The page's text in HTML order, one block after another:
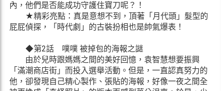
內，他們是否能成功守護住寶刀呢？！
★精彩亮點：真是意想不到，頂著「月代頭」髮型的
屁屁偵探，「時代劇」的古裝扮相也是帥氣爆表！
◆第2話 噗噗 被掉包的海報之謎
由於兒時跟媽媽之間的美好回憶，袁智慧想要振興
「滿潮商店街」而投入選舉活動。但是，一直認真努力的
他，卻發現自己精心製作、張貼的海報，好像一夜之間全